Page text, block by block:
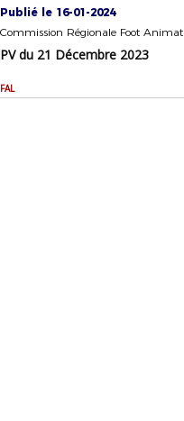
Publié le 16-01-2024
PV du 21 Décembre 2023
FAL